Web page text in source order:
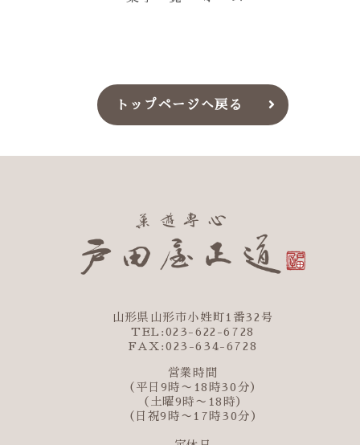
トップページへ戻る
山形県山形市小姓町1番32号
TEL:023-622-6728
FAX:023-634-6728
営業時間
（平日9時〜18時30分）
（土曜9時〜18時）
（日祝9時〜17時30分）